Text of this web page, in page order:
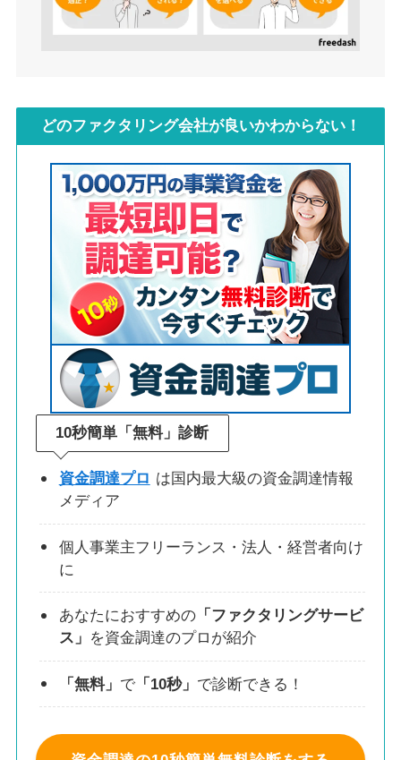
どのファクタリング会社が良いかわからない！
10秒簡単「無料」診断
資金調達プロ は国内最大級の資金調達情報
メディア
個人事業主フリーランス・法人・経営者向け
に
あなたにおすすめの「ファクタリングサービ
ス」 を資金調達のプロが紹介
「無料」 で「10秒」 で診断できる！